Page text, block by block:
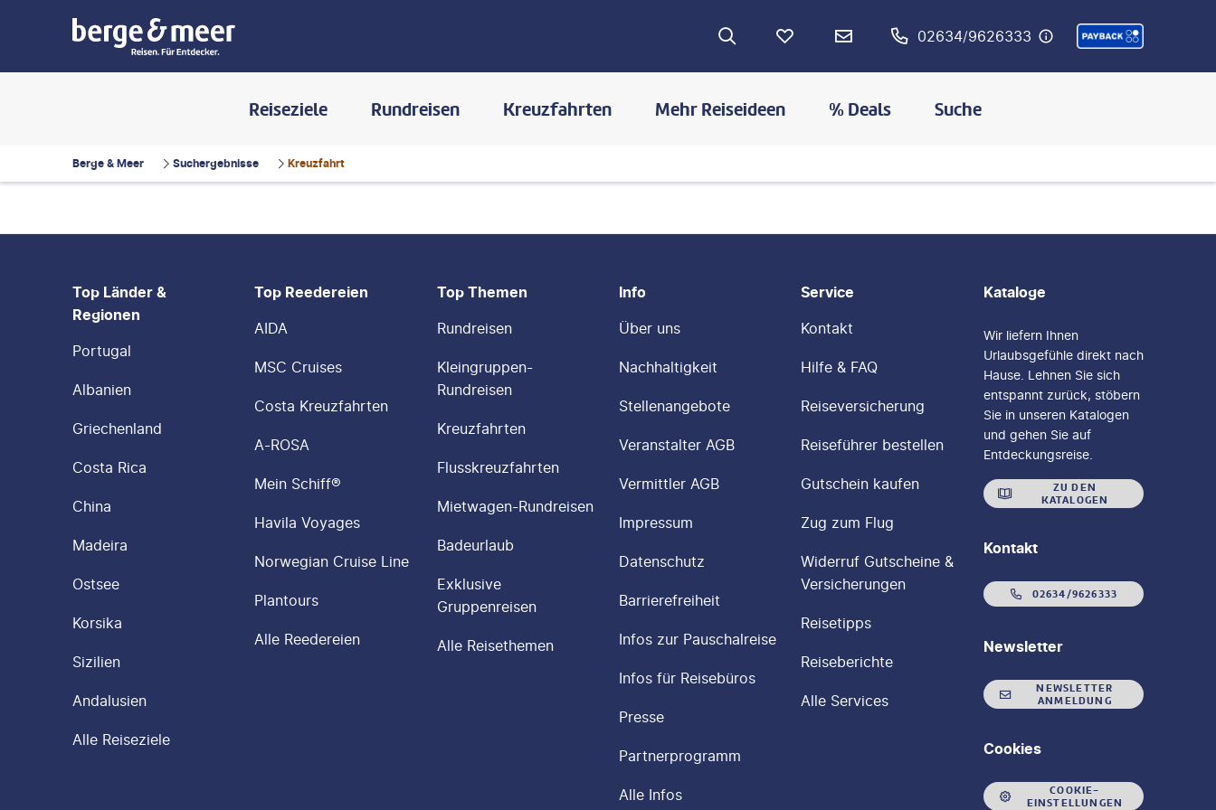
02634/9626333
Reiseziele Rundreisen Kreuzfahrten Mehr Reiseideen % Deals Suche
Berge & Meer Suchergebnisse Kreuzfahrt
Footer navigation
Top Länder &
Regionen
Portugal
Albanien
Griechenland
Costa Rica
China
Madeira
Ostsee
Korsika
Sizilien
Andalusien
Alle Reiseziele
Top Reedereien
AIDA
MSC Cruises
Costa Kreuzfahrten
A-ROSA
Mein Schiff®
Havila Voyages
Norwegian Cruise Line
Plantours
Alle Reedereien
Top Themen
Rundreisen
Kleingruppen-
Rundreisen
Kreuzfahrten
Flusskreuzfahrten
Mietwagen-Rundreisen
Badeurlaub
Exklusive
Gruppenreisen
Alle Reisethemen
Info
Über uns
Nachhaltigkeit
Stellenangebote
Veranstalter AGB
Vermittler AGB
Impressum
Datenschutz
Barrierefreiheit
Infos zur Pauschalreise
Infos für Reisebüros
Presse
Partnerprogramm
Alle Infos
Service
Kontakt
Hilfe & FAQ
Reiseversicherung
Reiseführer bestellen
Gutschein kaufen
Zug zum Flug
Widerruf Gutscheine &
Versicherungen
Reisetipps
Reiseberichte
Alle Services
Kataloge
Wir liefern Ihnen
Urlaubsgefühle direkt nach
Hause. Lehnen Sie sich
entspannt zurück, stöbern
Sie in unseren Katalogen
und gehen Sie auf
Entdeckungsreise.
ZU DEN
KATALOGEN
Kontakt
02634/9626333
Newsletter
NEWSLETTER
ANMELDUNG
Cookies
COOKIE-
EINSTELLUNGEN